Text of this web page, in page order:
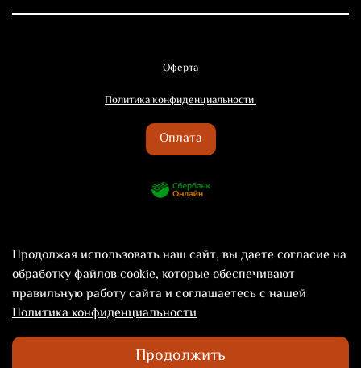
Оферта
Политика конфиденциальности
Оплата
©2024 Территория Вкуса Novelty
Продолжая использовать наш сайт, вы даете согласие на
обработку файлов cookie, которые обеспечивают
правильную работу сайта и соглашаетесь с нашей
Политика конфиденциальности
Продолжить